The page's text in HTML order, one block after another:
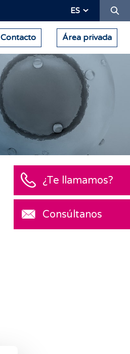
ES
Contacto Área privada
¿Te llamamos?
Consúltanos